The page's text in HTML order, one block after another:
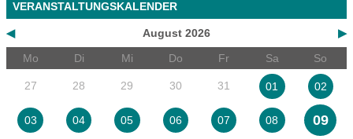
VERANSTALTUNGSKALENDER
◀ ▶
August 2026
Mo
Di Mi Do Fr Sa So
27 28 29 30 31 01 02
03 04 05 06 07 08 09